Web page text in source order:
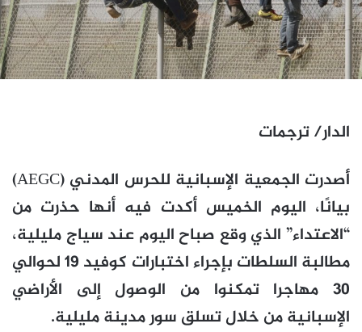
الدار/ ترجمات
أصدرت الجمعية الإسبانية للحرس المدني (AEGC)
بيانًا، اليوم الخميس أكدت فيه أنها حذرت من
“الاعتداء” الذي وقع صباح اليوم عند سياج مليلية،
مطالبة السلطات بإجراء اختبارات كوفيد 19 لحوالي
30 مهاجرا تمكنوا من الوصول إلى الأراضي
الإسبانية من خلال تسلق سور مدينة مليلية.